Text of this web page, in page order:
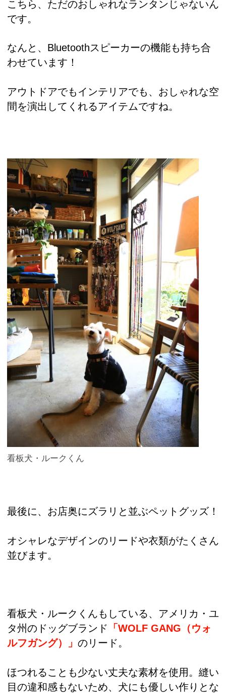
こちら、ただのおしゃれなランタンじゃないん
です。
なんと、Bluetoothスピーカーの機能も持ち合
わせています！
アウトドアでもインテリアでも、おしゃれな空
間を演出してくれるアイテムですね。
看板犬・ルークくん
最後に、お店奥にズラリと並ぶペットグッズ！
オシャレなデザインのリードや衣類がたくさん
並びます。
看板犬・ルークくんもしている、アメリカ・ユ
タ州のドッグブランド 「WOLF GANG（ウォ
ルフガング）」 のリード。
ほつれることも少ない丈夫な素材を使用。縫い
目の違和感もないため、犬にも優しい作りとな